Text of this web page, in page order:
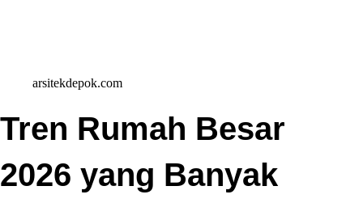
arsitekdepok.com
Tren Rumah Besar
2026 yang Banyak